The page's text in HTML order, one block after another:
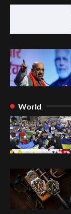
World